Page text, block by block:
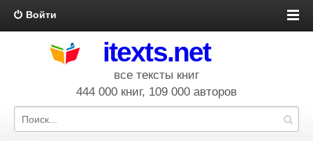
Войти
itexts.net
все тексты книг
444 000 книг, 109 000 авторов